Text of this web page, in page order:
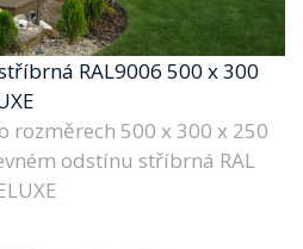
RAL9006 500 x 300
rozměrech 500 x 300 x 250
odstínu stříbrná RAL